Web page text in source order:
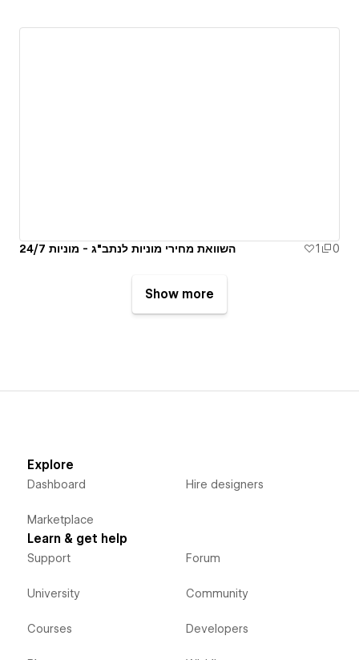
השוואת מחירי מוניות לנתב"ג - מוניות 24/7 1 0
Show more
Explore
Dashboard
Marketplace
Hire designers
Learn & get help
Support
University
Courses
Forum
Community
Developers